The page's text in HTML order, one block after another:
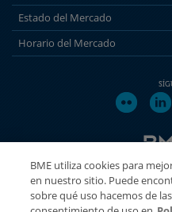
Estado del Mercado
Horario del Mercado
Copyright® BME 2026
BME utiliza cookies para
en nuestro sitio. Puede
sobre qué uso hacemos de